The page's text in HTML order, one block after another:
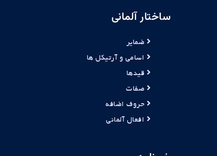
ساختار آلمانی
ضمایر
اسامی و آرتیکل ها
قیدها
صفات
حروف اضافه
افعال آلمانی